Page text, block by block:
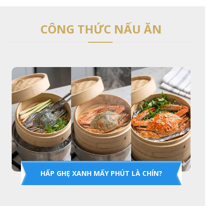
CÔNG THỨC NẤU ĂN
HẤP GHẸ XANH MẤY PHÚT LÀ CHÍN?